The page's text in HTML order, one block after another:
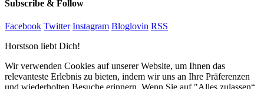
Subscribe & Follow
Facebook Twitter Instagram Bloglovin RSS
Horstson liebt Dich!
Wir verwenden Cookies auf unserer Website, um Ihnen das
relevanteste Erlebnis zu bieten, indem wir uns an Ihre Präferenzen
und wiederholten Besuche erinnern. Wenn Sie auf "Alles zulassen“